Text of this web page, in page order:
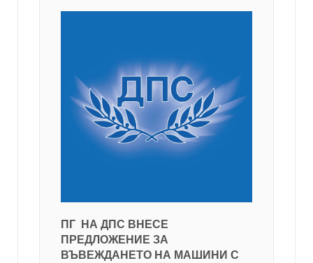
ПГ НА ДПС ВНЕСЕ
ПРЕДЛОЖЕНИЕ ЗА
ВЪВЕЖДАНЕТО НА МАШИНИ С